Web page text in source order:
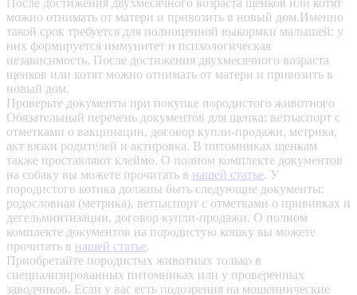
После достижения двухмесячного возраста щенков или котят
можно отнимать от матери и привозить в новый дом.Именно
такой срок требуется для полноценной выкормки малышей: у
них формируется иммунитет и психологическая
независимость. После достижения двухмесячного возраста
щенков или котят можно отнимать от матери и привозить в
новый дом.
Проверьте документы при покупке породистого животного
Обязательный перечень документов для щенка: ветпаспорт с
отметками о вакцинации, договор купли-продажи, метрика,
акт вязки родителей и актировка. В питомниках щенкам
также проставляют клеймо. О полном комплекте документов
на собаку вы можете прочитать в нашей статье. У
породистого котика должны быть следующие документы:
родословная (метрика), ветпаспорт с отметками о прививках и
дегельминтизации, договор купли-продажи. О полном
комплекте документов на породистую кошку вы можете
прочитать в нашей статье.
Приобретайте породистых животных только в
специализированных питомниках или у проверенных
заводчиков. Если у вас есть подозрения на мошеннические